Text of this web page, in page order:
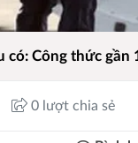
Công thức gần
0 lượt chia sẻ